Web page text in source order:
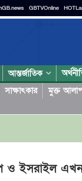
GBTVOnline
আন্তর্জাতিক
সাক্ষাৎকার মুক্ত
ইসরাইল